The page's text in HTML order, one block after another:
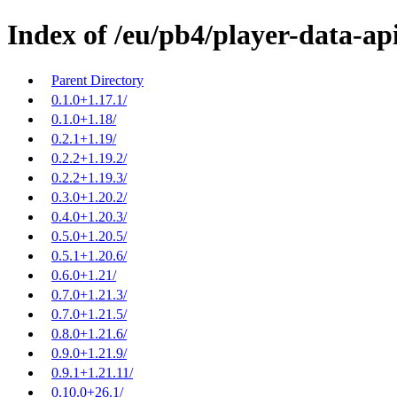
Index of /eu/pb4/player-data-
Parent Directory
0.1.0+1.17.1/
0.1.0+1.18/
0.2.1+1.19/
0.2.2+1.19.2/
0.2.2+1.19.3/
0.3.0+1.20.2/
0.4.0+1.20.3/
0.5.0+1.20.5/
0.5.1+1.20.6/
0.6.0+1.21/
0.7.0+1.21.3/
0.7.0+1.21.5/
0.8.0+1.21.6/
0.9.0+1.21.9/
0.9.1+1.21.11/
0.10.0+26.1/